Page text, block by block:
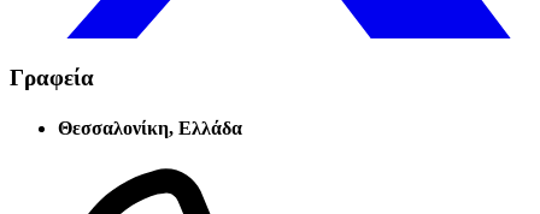
Γραφεία
Θεσσαλονίκη, Ελλάδα